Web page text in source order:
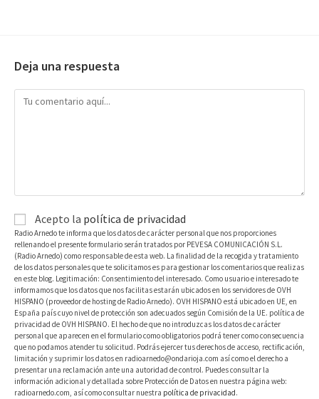
Deja una respuesta
Acepto la política de privacidad
Radio Arnedo te informa que los datos de carácter personal que nos proporciones
rellenando el presente formulario serán tratados por PEVESA COMUNICACIÓN S.L.
(Radio Arnedo) como responsable de esta web. La finalidad de la recogida y tratamiento
de los datos personales que te solicitamos es para gestionar los comentarios que realizas
en este blog. Legitimación: Consentimiento del interesado. Como usuario e interesado te
informamos que los datos que nos facilitas estarán ubicados en los servidores de OVH
HISPANO (proveedor de hosting de Radio Arnedo). OVH HISPANO está ubicado en UE, en
España país cuyo nivel de protección son adecuados según Comisión de la UE. política de
privacidad de OVH HISPANO. El hecho de que no introduzcas los datos de carácter
personal que aparecen en el formulario como obligatorios podrá tener como consecuencia
que no podamos atender tu solicitud. Podrás ejercer tus derechos de acceso, rectificación,
limitación y suprimir los datos en radioarnedo@ondarioja.com así como el derecho a
presentar una reclamación ante una autoridad de control. Puedes consultar la
información adicional y detallada sobre Protección de Datos en nuestra página web:
radioarnedo.com, así como consultar nuestra política de privacidad.